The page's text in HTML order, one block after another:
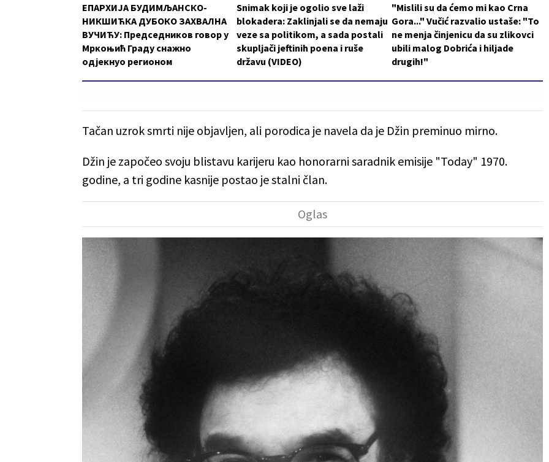
ЕПАРХИЈА БУДИМЉАНСКО-
НИКШИЋКА ДУБОКО ЗАХВАЛНА
ВУЧИЋУ: Председников говор у
Мркоњић Граду снажно
одјекнуо регионом
Snimak koji je ogolio sve laži
blokadera: Zaklinjali se da nemaju
veze sa politikom, a sada postali
skupljači jeftinih poena i ruše
državu (VIDEO)
"Mislili su da ćemo mi kao Crna
Gora..." Vučić razvalio ustaše: "To
ne menja činjenicu da su zlikovci
ubili malog Dobrića i hiljade
drugih!"
Tačan uzrok smrti nije objavljen, ali porodica je navela da je Džin preminuo mirno.
Džin je započeo svoju blistavu karijeru kao honorarni saradnik emisije "Today" 1970.
godine, a tri godine kasnije postao je stalni član.